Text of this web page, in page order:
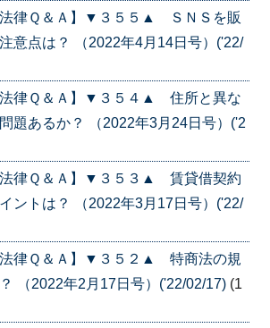
法律Ｑ＆Ａ】▼３５５▲ ＳＮＳを販
意点は？ （2022年4月14日号）('22/
法律Ｑ＆Ａ】▼３５４▲ 住所と異な
題あるか？ （2022年3月24日号）('2
法律Ｑ＆Ａ】▼３５３▲ 賃貸借契約
ントは？ （2022年3月17日号）('22/
法律Ｑ＆Ａ】▼３５２▲ 特商法の規
（2022年2月17日号）('22/02/17) (1